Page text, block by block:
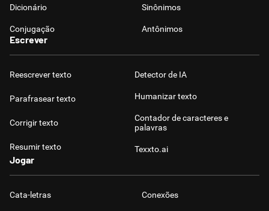
Dicionário Sinônimos
Conjugação Antônimos
Escrever
Reescrever texto
Parafrasear texto
Corrigir texto
Resumir texto
Detector de IA
Humanizar texto
Contador de caracteres e
palavras
Texxto.ai
Jogar
Cata-letras Conexões